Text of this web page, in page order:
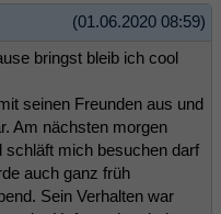
(01.06.2020 08:59)
bringst bleib ich cool
seinen Freunden aus und
Am nächsten morgen
schläft mich besuchen darf
auch ganz früh
Sein Verhalten war